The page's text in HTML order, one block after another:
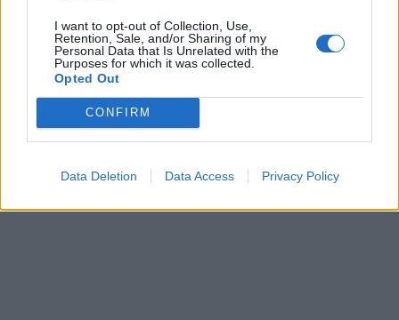
I want to opt-out of Collection, Use,
Retention, Sale, and/or Sharing of my
Personal Data that Is Unrelated with the
Purposes for which it was collected.
Opted Out
CONFIRM
Data Deletion Data Access Privacy Policy